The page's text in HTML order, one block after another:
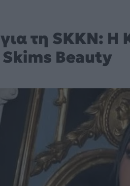
τη SKKN:
Skims Beauty